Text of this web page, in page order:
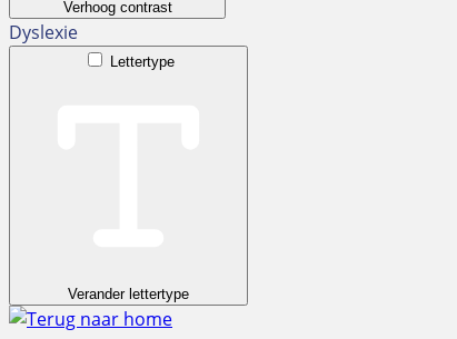
Verhoog contrast
Dyslexie
Lettertype
Verander lettertype